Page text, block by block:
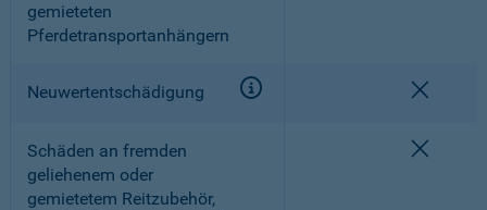
gemieteten
Pferdetransportanhängern
Neuwertentschädigung
Schäden an fremden
geliehenem oder
gemietetem Reitzubehör,